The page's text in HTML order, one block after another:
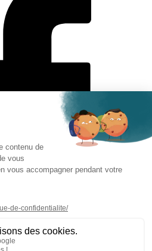
données personnelles